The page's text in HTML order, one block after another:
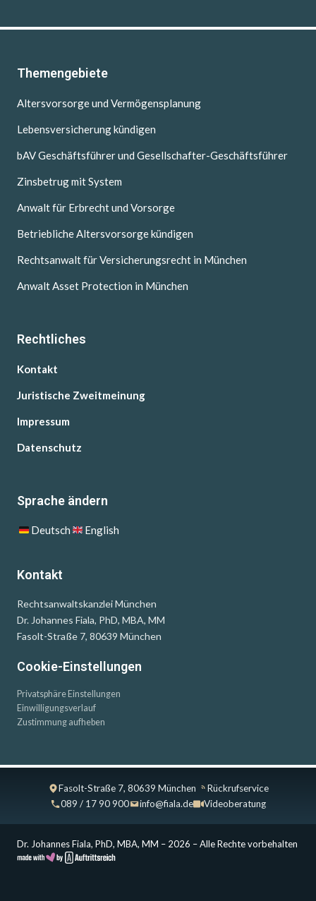
Themengebiete
Altersvorsorge und Vermögensplanung
Lebensversicherung kündigen
bAV Geschäftsführer und Gesellschafter-Geschäftsführer
Zinsbetrug mit System
Anwalt für Erbrecht und Vorsorge
Betriebliche Altersvorsorge kündigen
Rechtsanwalt für Versicherungsrecht in München
Anwalt Asset Protection in München
Rechtliches
Kontakt
Juristische Zweitmeinung
Impressum
Datenschutz
Sprache ändern
Deutsch English
Kontakt
Rechtsanwaltskanzlei München
Dr. Johannes Fiala, PhD, MBA, MM
Fasolt-Straße 7, 80639 München
Cookie-Einstellungen
Privatsphäre Einstellungen
Einwilligungsverlauf
Zustimmung aufheben
Fasolt-Straße 7, 80639 München
Rückrufservice
089 / 17 90 900
info@fiala.de Videoberatung
Dr. Johannes Fiala, PhD, MBA, MM – 2026 – Alle Rechte vorbehalten